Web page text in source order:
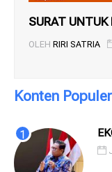
SURAT UNTUK
OLEH RIRI SATRIA
Konten Populer